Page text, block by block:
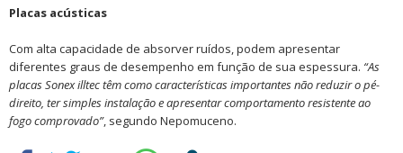
Placas acústicas
Com alta capacidade de absorver ruídos, podem apresentar
diferentes graus de desempenho em função de sua espessura. “As
placas Sonex illtec têm como características importantes não reduzir o pé-
direito, ter simples instalação e apresentar comportamento resistente ao
fogo comprovado”, segundo Nepomuceno.